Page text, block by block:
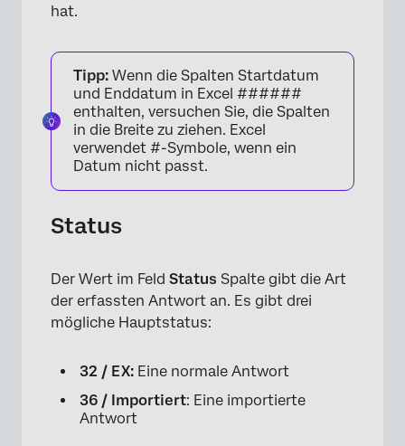
hat.
Tipp: Wenn die Spalten Startdatum
und Enddatum in Excel ######
enthalten, versuchen Sie, die Spalten
in die Breite zu ziehen. Excel
verwendet #-Symbole, wenn ein
Datum nicht passt.
Status
Der Wert im Feld Status Spalte gibt die Art
der erfassten Antwort an. Es gibt drei
mögliche Hauptstatus:
32 / EX: Eine normale Antwort
36 / Importiert: Eine importierte
Antwort